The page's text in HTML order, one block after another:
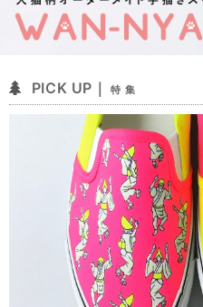
PICK UP｜ 特 集